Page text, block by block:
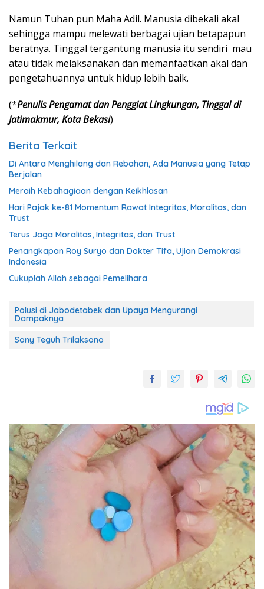
Namun Tuhan pun Maha Adil. Manusia dibekali akal
sehingga mampu melewati berbagai ujian betapapun
beratnya. Tinggal tergantung manusia itu sendiri mau
atau tidak melaksanakan dan memanfaatkan akal dan
pengetahuannya untuk hidup lebih baik.
(*PenulisPengamat dan Penggiat Lingkungan, Tinggal di
Jatimakmur, Kota Bekasi)
Berita Terkait
Di Antara Menghilang dan Rebahan, Ada Manusia yang Tetap
Berjalan
Meraih Kebahagiaan dengan Keikhlasan
Hari Pajak ke-81 Momentum Rawat Integritas, Moralitas, dan
Trust
Terus Jaga Moralitas, Integritas, dan Trust
Penangkapan Roy Suryo dan Dokter Tifa, Ujian Demokrasi
Indonesia
Cukuplah Allah sebagai Pemelihara
Polusi di Jabodetabek dan Upaya Mengurangi
Dampaknya
Sony Teguh Trilaksono